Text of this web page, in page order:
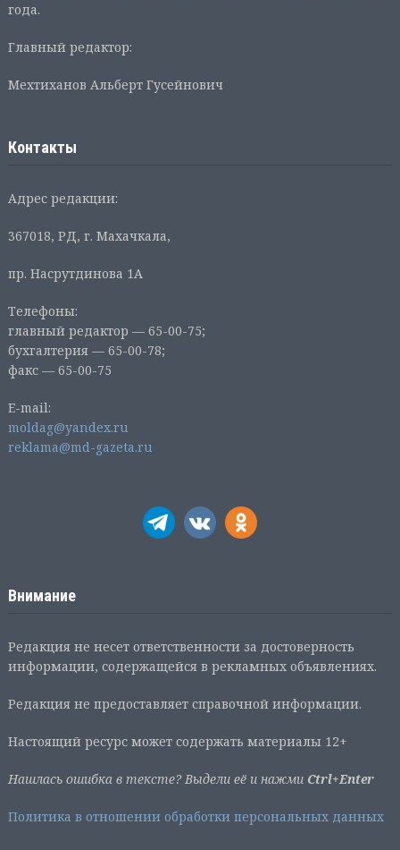
года.
Главный редактор:
Мехтиханов Альберт Гусейнович
Контакты
Адрес редакции:
367018, РД, г. Махачкала,
пр. Насрутдинова 1А
Телефоны:
главный редактор — 65-00-75;
бухгалтерия — 65-00-78;
факс — 65-00-75
E-mail:
moldag@yandex.ru
reklama@md-gazeta.ru
Внимание
Редакция не несет ответственности за достоверность
информации, содержащейся в рекламных объявлениях.
Редакция не предоставляет справочной информации.
Настоящий ресурс может содержать материалы 12+
Нашлась ошибка в тексте? Выдели её и нажми Ctrl+Enter
Политика в отношении обработки персональных данных